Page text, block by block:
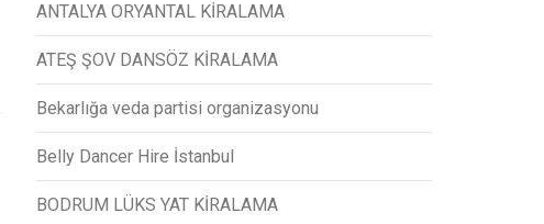
ANTALYA ORYANTAL KİRALAMA
ATEŞ ŞOV DANSÖZ KİRALAMA
Bekarlığa veda partisi organizasyonu
Belly Dancer Hire İstanbul
BODRUM LÜKS YAT KİRALAMA